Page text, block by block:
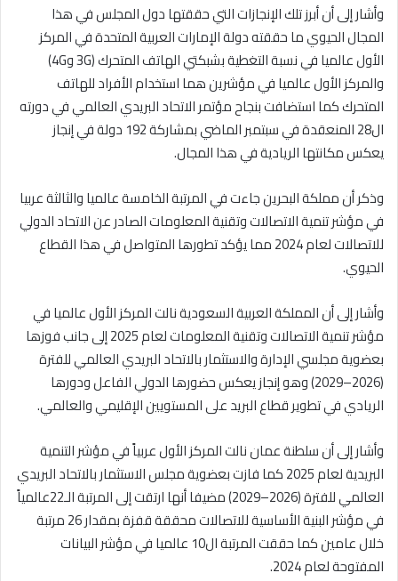
وأشار إلى أن أبرز تلك الإنجازات التي حققتها دول المجلس في هذا
المجال الحيوي ما حققته دولة الإمارات العربية المتحدة في المركز
الأول عالميا في نسبة التغطية بشبكتي الهاتف المتحرك (3G و4G)
والمركز الأول عالميا في مؤشرين هما استخدام الأفراد للهاتف
المتحرك كما استضافت بنجاح مؤتمر الاتحاد البريدي العالمي في دورته
ال28 المنعقدة في سبتمبر الماضي بمشاركة 192 دولة في إنجاز
يعكس مكانتها الريادية في هذا المجال.
وذكر أن مملكة البحرين جاءت في المرتبة الخامسة عالميا والثالثة عربيا
في مؤشر تنمية الاتصالات وتقنية المعلومات الصادر عن الاتحاد الدولي
للاتصالات لعام 2024 مما يؤكد تطورها المتواصل في هذا القطاع
الحيوي.
وأشار إلى أن المملكة العربية السعودية نالت المركز الأول عالميا في
مؤشر تنمية الاتصالات وتقنية المعلومات لعام 2025 إلى جانب فوزها
بعضوية مجلسي الإدارة والاستثمار بالاتحاد البريدي العالمي للفترة
(2026–2029) وهو إنجاز يعكس حضورها الدولي الفاعل ودورها
الريادي في تطوير قطاع البريد على المستويين الإقليمي والعالمي.
وأشار إلى أن سلطنة عمان نالت المركز الأول عربياً في مؤشر التنمية
البريدية لعام 2025 كما فازت بعضوية مجلس الاستثمار بالاتحاد البريدي
العالمي للفترة (2026–2029) مضيفا أنها ارتقت إلى المرتبة الـ22عالمياً
في مؤشر البنية الأساسية للاتصالات محققة قفزة بمقدار 26 مرتبة
خلال عامين كما حققت المرتبة ال10 عالميا في مؤشر البيانات
المفتوحة لعام 2024.